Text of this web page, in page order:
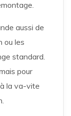
aussi de
ou les
standard.
pour
la va-vite